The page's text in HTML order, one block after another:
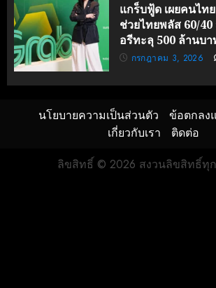
แกร็บฟู้ด เผยคนไท
ช่วยไทยพลัส 60/40
อรีทะลุ 500 ล้านบ
กรกฎาคม 3, 2026
นโยบายความเป็นส่วนตัว
ข้อตกลง
เกี่ยวกับเรา
ติดต่อ
ลิขสิทธิ์ © 2026 สงวนลิขสิทธิ์ทุ